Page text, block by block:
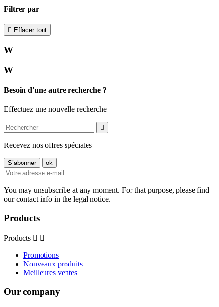
Filtrer par
 Effacer tout
W
W
Besoin d'une autre recherche ?
Effectuez une nouvelle recherche

Recevez nos offres spéciales
You may unsubscribe at any moment. For that purpose, please find
our contact info in the legal notice.
Products
Products  
Promotions
Nouveaux produits
Meilleures ventes
Our company